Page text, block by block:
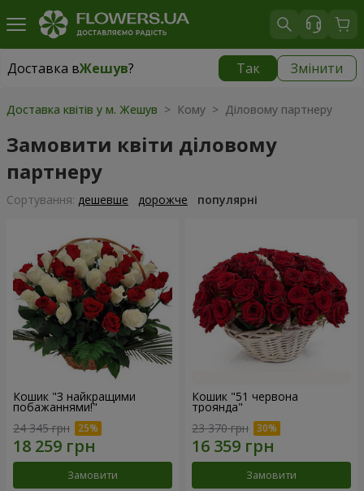
Доставка вЖешув? Так Змінити
Доставка вЖешув|
Доставка квітів у м. Жешув > Кому > Діловому партнеру
Замовити квіти діловому
партнеру
Сортування: дешевше дорожче популярні
Кошик "З найкращими
побажаннями!"
24 345 грн
Замовити
Кошик "51 червона
троянда"
23 370 грн
Замовити